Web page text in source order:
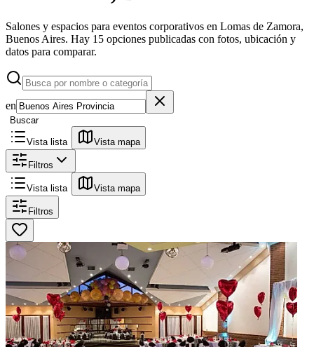
Salones y espacios para eventos corporativos en Lomas de Zamora,
Buenos Aires. Hay 15 opciones publicadas con fotos, ubicación y
datos para comparar.
en
Buscar
Vista lista Vista mapa
Filtros
Vista lista Vista mapa
Filtros